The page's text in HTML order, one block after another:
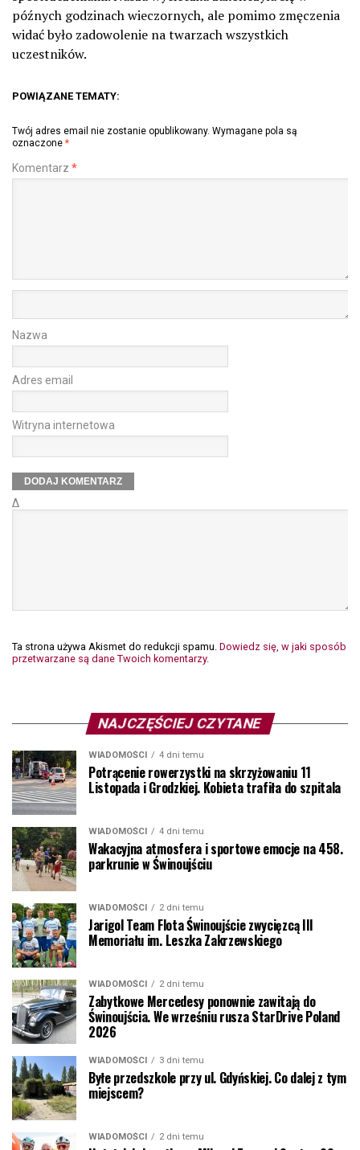
późnych godzinach wieczornych, ale pomimo zmęczenia
widać było zadowolenie na twarzach wszystkich
uczestników.
POWIĄZANE TEMATY:
Twój adres email nie zostanie opublikowany. Wymagane pola są
oznaczone *
Komentarz *
Nazwa
Adres email
Witryna internetowa
Δ
Ta strona używa Akismet do redukcji spamu. Dowiedz się, w jaki sposób
przetwarzane są dane Twoich komentarzy.
NAJCZĘŚCIEJ CZYTANE
WIADOMOŚCI 4 dni temu
Potrącenie rowerzystki na skrzyżowaniu 11
Listopada i Grodzkiej. Kobieta trafiła do szpitala
WIADOMOŚCI 4 dni temu
Wakacyjna atmosfera i sportowe emocje na 458.
parkrunie w Świnoujściu
WIADOMOŚCI 2 dni temu
Jarigol Team Flota Świnoujście zwycięzcą III
Memoriału im. Leszka Zakrzewskiego
WIADOMOŚCI 2 dni temu
Zabytkowe Mercedesy ponownie zawitają do
Świnoujścia. We wrześniu rusza StarDrive Poland
2026
WIADOMOŚCI 3 dni temu
Byłe przedszkole przy ul. Gdyńskiej. Co dalej z tym
miejscem?
WIADOMOŚCI 2 dni temu